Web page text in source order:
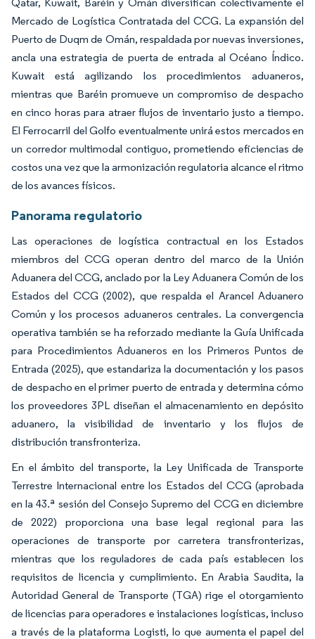
Mercado de Logística Contratada del CCG. La expansión del
Puerto de Duqm de Omán, respaldada por nuevas inversiones,
ancla una estrategia de puerta de entrada al Océano Índico.
Kuwait está agilizando los procedimientos aduaneros,
mientras que Baréin promueve un compromiso de despacho
en cinco horas para atraer flujos de inventario justo a tiempo.
El Ferrocarril del Golfo eventualmente unirá estos mercados en
un corredor multimodal contiguo, prometiendo eficiencias de
costos una vez que la armonización regulatoria alcance el ritmo
de los avances físicos.
Panorama regulatorio
Las operaciones de logística contractual en los Estados
miembros del CCG operan dentro del marco de la Unión
Aduanera del CCG, anclado por la Ley Aduanera Común de los
Estados del CCG (2002), que respalda el Arancel Aduanero
Común y los procesos aduaneros centrales. La convergencia
operativa también se ha reforzado mediante la Guía Unificada
para Procedimientos Aduaneros en los Primeros Puntos de
Entrada (2025), que estandariza la documentación y los pasos
de despacho en el primer puerto de entrada y determina cómo
los proveedores 3PL diseñan el almacenamiento en depósito
aduanero, la visibilidad de inventario y los flujos de
distribución transfronteriza.
En el ámbito del transporte, la Ley Unificada de Transporte
Terrestre Internacional entre los Estados del CCG (aprobada
en la 43.ª sesión del Consejo Supremo del CCG en diciembre
de 2022) proporciona una base legal regional para las
operaciones de transporte por carretera transfronterizas,
mientras que los reguladores de cada país establecen los
requisitos de licencia y cumplimiento. En Arabia Saudita, la
Autoridad General de Transporte (TGA) rige el otorgamiento
de licencias para operadores e instalaciones logísticas, incluso
a través de la plataforma Logisti, lo que aumenta el papel del